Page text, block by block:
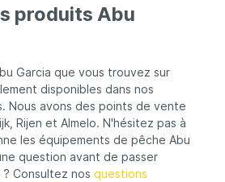
produits Abu
Garcia que vous trouvez sur
disponibles dans nos
Nous avons des points de vente
Rijen et Almelo. N'hésitez pas à
les équipements de pêche Abu
question avant de passer
Consultez nos questions